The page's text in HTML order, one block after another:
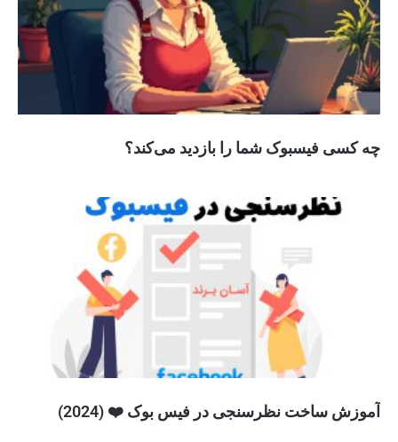
چه کسی فیسبوک شما را بازدید می‌کند؟
آموزش ساخت نظرسنجی در فیس بوک ❤️ (2024)